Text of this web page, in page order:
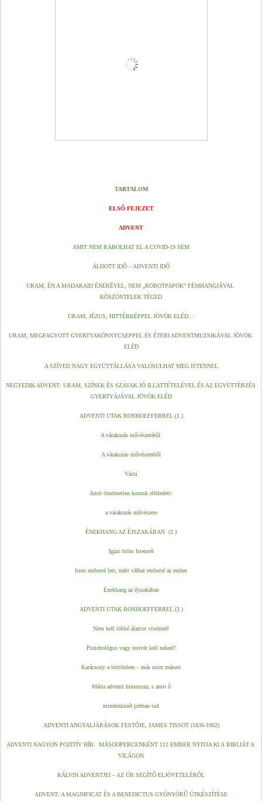
TARTALOM
ELSŐ FEJEZET
ADVENT
AMIT NEM RABOLHAT EL A COVID-19 SEM
ÁLDOTT IDŐ – ADVENTI IDŐ
URAM, ÉN A MADARAID ÉNEKÉVEL, NEM „ROBOTPAPOK” FÉMHANGJÁVAL
KÖSZÖNTELEK TÉGED
URAM, JÉZUS, HITTÉRKÉPPEL JÖVÖK ELÉD…
URAM, MEGFAGYOTT GYERTYAKÖNNYCSEPPEL ÉS ÉTERI ADVENTMUZSIKÁVAL JÖVÖK
ELÉD
A SZÍVED NAGY EGYÜTTÁLLÁSA VALÓSULHAT MEG ISTENNEL
NEGYEDIK ADVENT: URAM, SZÍNEK ÉS SZAVAK JÓ ILLATTÉTELÉVEL ÉS AZ EGYÜTTÉRZÉS
GYERTYÁJÁVAL JÖVÖK ELÉD
ADVENTI UTAK BONHOEFFERREL (1.)
A várakozás művészetéről
A várakozás művészetéről
Várni
Amit türelmetlen korunk elfeledett:
a várakozás művészete
ÉNEKHANG AZ ÉJSZAKÁBAN  (2.)
Igazi öröm Istennél
Isten emberré lett, ezért válhat emberré az ember
Énekhang az éjszakában
ADVENTI UTAK BONHOEFFERREL (3.)
Nem kell többé álarcot viselned!
Pszichológus vagy testvér kell neked?
Karácsony a börtönben – más mint másutt
Mária adventi himnusza, s amit ő
mindenkinél jobban tud
ADVENTI ANGYALJÁRÁSOK FESTŐJE, JAMES TISSOT (1836-1902)
ADVENTI NAGYON POZITÍV HÍR:  MÁSODPERCENKÉNT 112 EMBER NYITJA KI A BIBLIÁT A
VILÁGON
KÁLVIN ADVENTJEI – AZ ÚR SEGÍTŐ ELJÖVETELÉRŐL
ADVENT: A MAGNIFICAT ÉS A BENEDICTUS GYÖNYÖRŰ ÚTKÉSZÍTÉSE